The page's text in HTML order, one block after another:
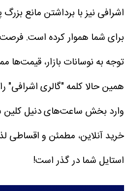
اشرافی نیز با برداشتن مانع
برای شما هموار کرده است.
توجه به نوسانات بازار، قیمت‌ها
همین حالا کلمه "گالری اشرافی"
وارد بخش ساعت‌های دنیل کلین
خرید آنلاین، مطمئن و اقساطی
استایل شما در گذر است!